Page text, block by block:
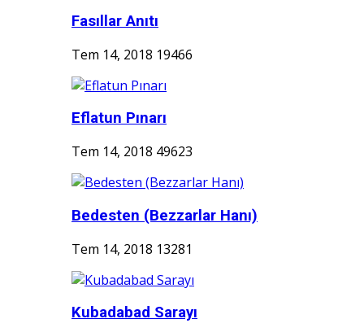
Fasıllar Anıtı
Tem 14, 2018 19466
Eflatun Pınarı
Tem 14, 2018 49623
Bedesten (Bezzarlar Hanı)
Tem 14, 2018 13281
Kubadabad Sarayı